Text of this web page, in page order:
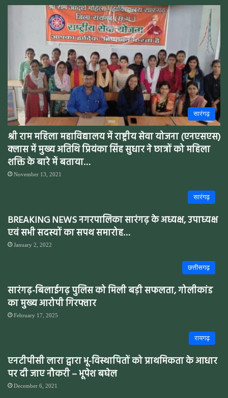
सारंगढ़
श्री राम महिला महाविद्यालय में राष्ट्रीय सेवा योजना (एनएसएस)
क्लास में मुख्य अतिथि प्रियंका सिंह सुधार ने छात्रों को महिला
शक्ति के बारे में बताया…
November 13, 2021
सारंगढ़
BREAKING NEWS नगरपालिका सारंगढ़ के अध्यक्ष, उपाध्यक्ष
एवं सभी सदस्यों का सपथ समारोह…
January 2, 2022
छत्तीसगढ़
सारंगढ़-बिलाईगढ़ पुलिस को मिली बड़ी सफलता, गोलीकांड
का मुख्य आरोपी गिरफ्तार
February 17, 2025
रायगढ़
एनटीपीसी लारा द्वारा भू-विस्थापितों को प्राथमिकता के आधार
पर दी जाए नौकरी – भूपेश बघेल
December 6, 2021